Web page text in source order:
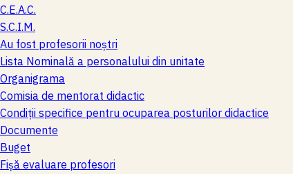
C.E.A.C.
S.C.I.M.
Au fost profesorii noştri
Lista Nominală a personalului din unitate
Organigrama
Comisia de mentorat didactic
Condiții specifice pentru ocuparea posturilor didactice
Documente
Buget
Fişă evaluare profesori